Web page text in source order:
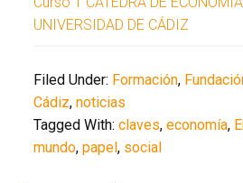
UNIVERSIDAD DE CÁDIZ
Filed Under: Formación,
Cádiz,noticias
Tagged With:claves,economía,
mundo,papel, social